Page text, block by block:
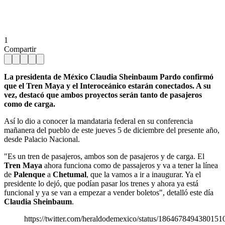
1
Compartir
La presidenta de México Claudia Sheinbaum Pardo confirmó
que el Tren Maya y el Interoceánico estarán conectados. A su
vez, destacó que ambos proyectos serán tanto de pasajeros
como de carga.
Así lo dio a conocer la mandataria federal en su conferencia
mañanera del pueblo de este jueves 5 de diciembre del presente año,
desde Palacio Nacional.
"Es un tren de pasajeros, ambos son de pasajeros y de carga. El
Tren Maya ahora funciona como de passajeros y va a tener la línea
de Palenque a Chetumal, que la vamos a ir a inaugurar. Ya el
presidente lo dejó, que podían pasar los trenes y ahora ya está
funcional y ya se van a empezar a vender boletos", detalló este día
Claudia Sheinbaum.
https://twitter.com/heraldodemexico/status/